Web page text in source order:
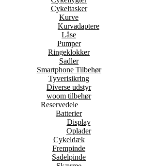
Cykeltasker
Kurve
Kurvadaptere
Låse
Pumper
Ringeklokker
Sadler
Smartphone Tilbehør
Tyverisikring
Diverse udstyr
woom tilbehør
Reservedele
Batterier
Display
Oplader
Cykeldæk
Frempinde
Sadelpinde